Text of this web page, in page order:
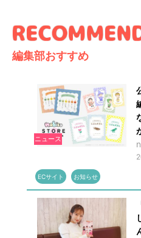
編集部おすすめ
ニュース
ECサイト お知らせ